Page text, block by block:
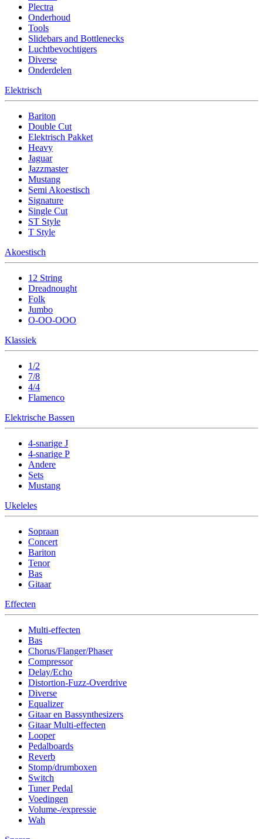
Plectra
Onderhoud
Tools
Slidebars and Bottlenecks
Luchtbevochtigers
Diverse
Onderdelen
Elektrisch
Bariton
Double Cut
Elektrisch Pakket
Heavy
Jaguar
Jazzmaster
Mustang
Semi Akoestisch
Signature
Single Cut
ST Style
T Style
Akoestisch
12 String
Dreadnought
Folk
Jumbo
O-OO-OOO
Klassiek
1/2
7/8
4/4
Flamenco
Elektrische Bassen
4-snarige J
4-snarige P
Andere
Sets
Mustang
Ukeleles
Sopraan
Concert
Bariton
Tenor
Bas
Gitaar
Effecten
Multi-effecten
Bas
Chorus/Flanger/Phaser
Compressor
Delay/Echo
Distortion-Fuzz-Overdrive
Diverse
Equalizer
Gitaar en Bassynthesizers
Gitaar Multi-effecten
Looper
Pedalboards
Reverb
Stomp/drumboxen
Switch
Tuner Pedal
Voedingen
Volume-/expressie
Wah